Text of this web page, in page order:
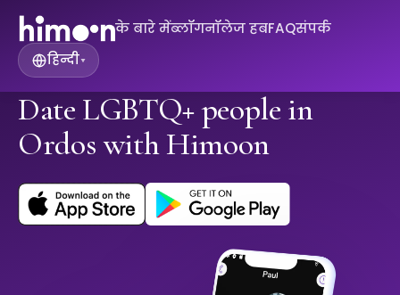
के बारे मेंब्लॉगनॉलेज हबFAQसंपर्क
हिन्दी▾
Date LGBTQ+ people in
Ordos with Himoon